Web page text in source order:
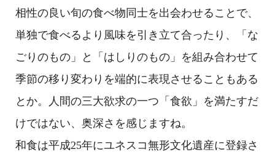
相性の良い旬の食べ物同士を出会わせることで、
単独で食べるより風味を引き立て合ったり、「な
ごりのもの」と「はしりのもの」を組み合わせて
季節の移り変わりを端的に表現させることもある
とか。人間の三大欲求の一つ「食欲」を満たすだ
けではない、奥深さを感じますね。
和食は平成25年にユネスコ無形文化遺産に登録さ